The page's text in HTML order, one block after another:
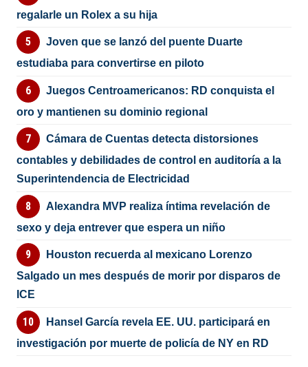
regalarle un Rolex a su hija
Joven que se lanzó del puente Duarte
estudiaba para convertirse en piloto
Juegos Centroamericanos: RD conquista el
oro y mantienen su dominio regional
Cámara de Cuentas detecta distorsiones
contables y debilidades de control en auditoría a la
Superintendencia de Electricidad
Alexandra MVP realiza íntima revelación de
sexo y deja entrever que espera un niño
Houston recuerda al mexicano Lorenzo
Salgado un mes después de morir por disparos de
ICE
Hansel García revela EE. UU. participará en
investigación por muerte de policía de NY en RD